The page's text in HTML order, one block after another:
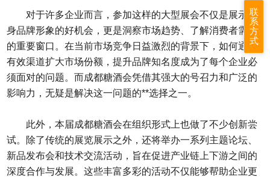
对于许多企业而言，参加这样的大型展会不仅是展示自
身品牌形象的好机会，更是洞察市场趋势、了解消费者需求
的重要窗口。在当前市场竞争日益激烈的背景下，如何通过
有效渠道扩大市场份额，提升品牌知名度成为了每个企业必
须面对的问题。而成都糖酒会凭借其强大的号召力和广泛的
影响力，无疑是解决这一问题的**选择之一。
此外，本届成都糖酒会在组织形式上也做了不少创新尝
试。除了传统的展览展示之外，还将举办一系列主题论坛、
新品发布会和技术交流活动，旨在促进产业链上下游之间的
深度合作与发展。这些丰富多彩的活动不仅能够帮助企业更
联
系
方
式